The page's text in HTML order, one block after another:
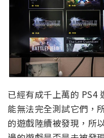
已經有成千上萬的 PS4
能無法完全測試它們，
的遊戲陸續被發現，所